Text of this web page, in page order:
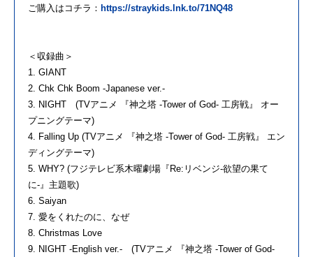
ご購入はコチラ： https://straykids.lnk.to/71NQ48
＜収録曲＞
1. GIANT
2. Chk Chk Boom -Japanese ver.-
3. NIGHT (TVアニメ 『神之塔 -Tower of God- 工房戦』 オー
プニングテーマ)
4. Falling Up (TVアニメ 『神之塔 -Tower of God- 工房戦』 エン
ディングテーマ)
5. WHY? (フジテレビ系木曜劇場『Re:リベンジ-欲望の果て
に-』主題歌)
6. Saiyan
7. 愛をくれたのに、なぜ
8. Christmas Love
9. NIGHT -English ver.- (TVアニメ 『神之塔 -Tower of God-